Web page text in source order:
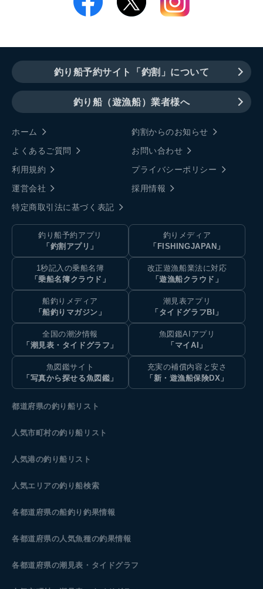
釣り船予約サイト「釣割」について
釣り船（遊漁船）業者様へ
ホーム
釣割からのお知らせ
よくあるご質問
お問い合わせ
利用規約
プライバシーポリシー
運営会社
採用情報
特定商取引法に基づく表記
釣り船予約アプリ
「釣割アプリ」
釣りメディア
「FISHINGJAPAN」
1秒記入の乗船名簿
「乗船名簿クラウド」
改正遊漁船業法に対応
「遊漁船クラウド」
船釣りメディア
「船釣りマガジン」
潮見表アプリ
「タイドグラフBI」
全国の潮汐情報
「潮見表・タイドグラフ」
魚図鑑AIアプリ
「マイAI」
魚図鑑サイト
「写真から探せる魚図鑑」
充実の補償内容と安さ
「新・遊漁船保険DX」
都道府県の釣り船リスト
人気市町村の釣り船リスト
人気港の釣り船リスト
人気エリアの釣り船検索
各都道府県の船釣り釣果情報
各都道府県の人気魚種の釣果情報
各都道府県の潮見表 ・タイドグラフ